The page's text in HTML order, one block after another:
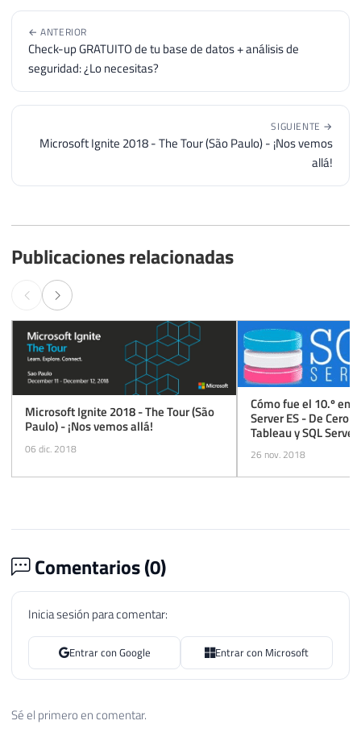
← ANTERIOR
Check-up GRATUITO de tu base de datos + análisis de
seguridad: ¿Lo necesitas?
SIGUIENTE →
Microsoft Ignite 2018 - The Tour (São Paulo) - ¡Nos vemos
allá!
Publicaciones relacionadas
Microsoft Ignite 2018 - The Tour (São
Paulo) - ¡Nos vemos allá!
06 dic. 2018
Cómo fue el 10.º
Server ES - De Cero
Tableau y SQL Server
26 nov. 2018
Comentarios (0)
Inicia sesión para comentar:
Entrar con Google Entrar con Microsoft
Sé el primero en comentar.